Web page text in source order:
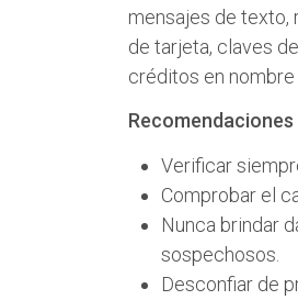
mensajes de texto,
de tarjeta, claves
créditos en
Verificar
Comprobar el
Nunca brindar
sospechosos.
Desconfiar de